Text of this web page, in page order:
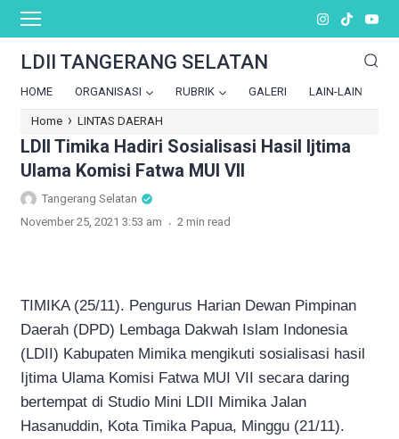
LDII TANGERANG SELATAN
HOME ORGANISASI RUBRIK GALERI LAIN-LAIN
Home › LINTAS DAERAH
LDII Timika Hadiri Sosialisasi Hasil Ijtima
Ulama Komisi Fatwa MUI VII
Tangerang Selatan
November 25, 2021 3:53 am . 2 min read
TIMIKA (25/11). Pengurus Harian Dewan Pimpinan
Daerah (DPD) Lembaga Dakwah Islam Indonesia
(LDII) Kabupaten Mimika mengikuti sosialisasi hasil
Ijtima Ulama Komisi Fatwa MUI VII secara daring
bertempat di Studio Mini LDII Mimika Jalan
Hasanuddin, Kota Timika Papua, Minggu (21/11).